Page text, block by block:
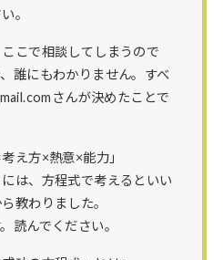
。
こで相談してしまうので
誰にもわかりません。すべ
さんが決めたことで
え方×熱意×能力」
は、方程式で考えるといい
教わりました。
読んでください。